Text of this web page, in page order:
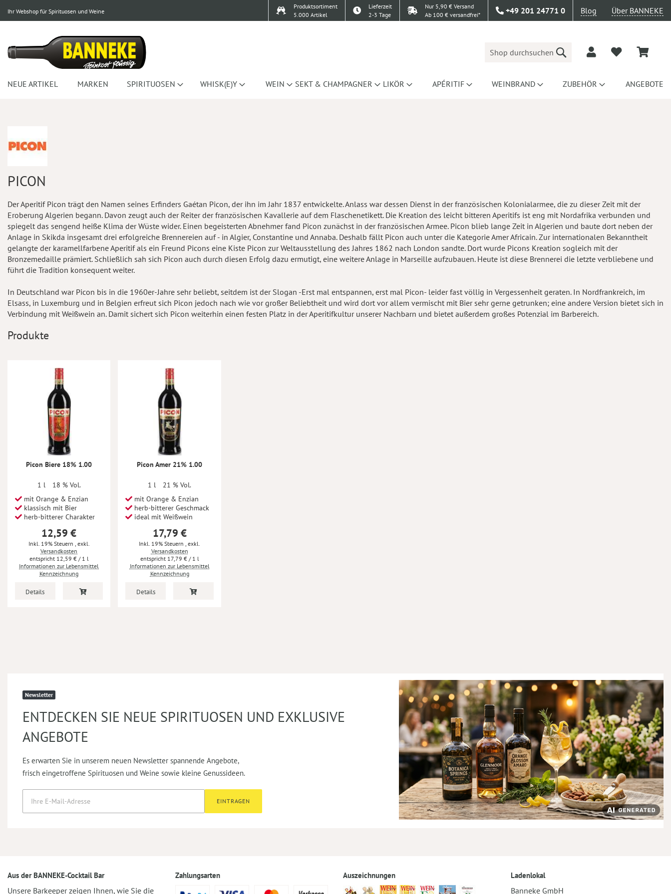
Ihr Webshop für Spirituosen und Weine
Produktsortiment
5.000 Artikel
Lieferzeit
2-3 Tage
Nur 5,90 € Versand
Ab 100 € versandfrei*
+49 201 24771 0 Blog Über BANNEKE
Suche
NEUE ARTIKEL MARKEN SPIRITUOSEN WHISK(E)Y WEIN SEKT & CHAMPAGNER LIKÖR APÉRITIF WEINBRAND ZUBEHÖR ANGEBOTE
PICON
Der Aperitif Picon trägt den Namen seines Erfinders Gaétan Picon, der ihn im Jahr 1837 entwickelte. Anlass war dessen Dienst in der französischen Kolonialarmee, die zu dieser Zeit mit der
Eroberung Algerien begann. Davon zeugt auch der Reiter der französischen Kavallerie auf dem Flaschenetikett. Die Kreation des leicht bitteren Aperitifs ist eng mit Nordafrika verbunden und
spiegelt das sengend heiße Klima der Wüste wider. Einen begeisterten Abnehmer fand Picon zunächst in der französischen Armee. Picon blieb lange Zeit in Algerien und baute dort neben der
Anlage in Skikda insgesamt drei erfolgreiche Brennereien auf - in Algier, Constantine und Annaba. Deshalb fällt Picon auch unter die Kategorie Amer Africain. Zur internationalen Bekanntheit
gelangte der karamellfarbene Aperitif als ein Freund Picons eine Kiste Picon zur Weltausstellung des Jahres 1862 nach London sandte. Dort wurde Picons Kreation sogleich mit der
Bronzemedaille prämiert. Schließlich sah sich Picon auch durch diesen Erfolg dazu ermutigt, eine weitere Anlage in Marseille aufzubauen. Heute ist diese Brennerei die letzte verbliebene und
führt die Tradition konsequent weiter.
In Deutschland war Picon bis in die 1960er-Jahre sehr beliebt, seitdem ist der Slogan -Erst mal entspannen, erst mal Picon- leider fast völlig in Vergessenheit geraten. In Nordfrankreich, im
Elsass, in Luxemburg und in Belgien erfreut sich Picon jedoch nach wie vor großer Beliebtheit und wird dort vor allem vermischt mit Bier sehr gerne getrunken; eine andere Version bietet sich in
Verbindung mit Weißwein an. Damit sichert sich Picon weiterhin einen festen Platz in der Aperitifkultur unserer Nachbarn und bietet außerdem großes Potenzial im Barbereich.
Produkte
Picon Biere 18% 1.00
1 l
18 % Vol.
mit Orange & Enzian
klassisch mit Bier
herb-bitterer Charakter
12,59 €
Inkl. 19% Steuern exkl.
Versandkosten
12,59 € / 1 l
Informationen zur Lebensmittel
Kennzeichnung
Details
Picon Amer 21% 1.00
1 l
21 % Vol.
mit Orange & Enzian
herb-bitterer Geschmack
ideal mit Weißwein
17,79 €
Inkl. 19% Steuern
exkl.
Versandkosten
17,79 € / 1 l
Informationen zur Lebensmittel
Kennzeichnung
Details
Newsletter
ENTDECKEN SIE NEUE SPIRITUOSEN UND EXKLUSIVE
ANGEBOTE
Es erwarten Sie in unserem neuen Newsletter spannende Angebote,
frisch eingetroffene Spirituosen und Weine sowie kleine Genussideen.
EINTRAGEN
Aus der BANNEKE-Cocktail Bar
Unsere Barkeeper zeigen Ihnen, wie Sie die
Zahlungsarten Auszeichnungen Ladenlokal
Banneke GmbH